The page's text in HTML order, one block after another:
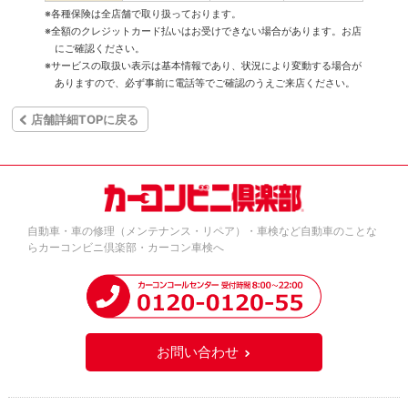
※各種保険は全店舗で取り扱っております。
※全額のクレジットカード払いはお受けできない場合があります。お店
にご確認ください。
※サービスの取扱い表示は基本情報であり、状況により変動する場合が
ありますので、必ず事前に電話等でご確認のうえご来店ください。
店舗詳細TOPに戻る
自動車・車の修理（メンテナンス・リペア）・車検など自動車のことな
らカーコンビニ倶楽部・カーコン車検へ
お問い合わせ